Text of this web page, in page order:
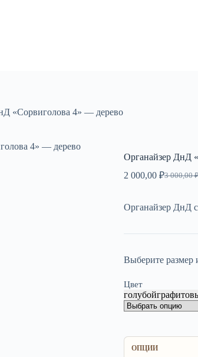
«Сорвиголова 4» — дерево
4» — дерево
Органайзер ДнД
3 000,00₽
3
2 000,00 ₽
Текущая
000,00 ₽.
Органайзер ДнД
Выберите размер
Цвет
голубой
ОПЦИИ